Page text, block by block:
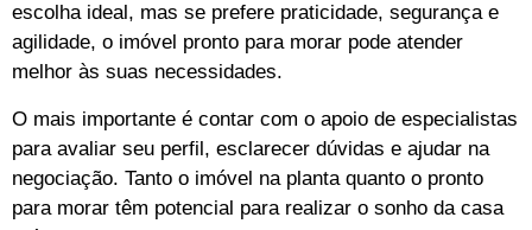
escolha ideal, mas se prefere praticidade, segurança e
agilidade, o imóvel pronto para morar pode atender
melhor às suas necessidades.
O mais importante é contar com o apoio de especialistas
para avaliar seu perfil, esclarecer dúvidas e ajudar na
negociação. Tanto o imóvel na planta quanto o pronto
para morar têm potencial para realizar o sonho da casa